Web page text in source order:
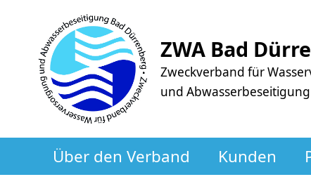
ZWA Bad
Zweckverband für
und
Über den Verband Kunden